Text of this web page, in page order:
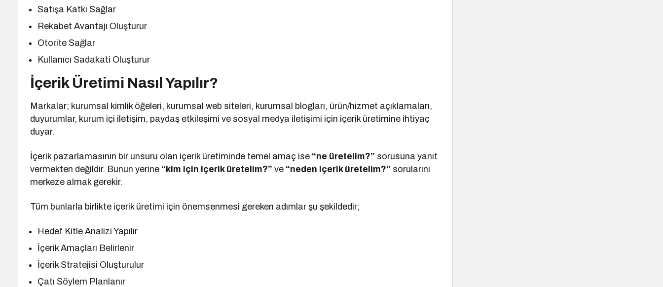
Satışa Katkı Sağlar
Rekabet Avantajı Oluşturur
Otorite Sağlar
Kullanıcı Sadakati Oluşturur
İçerik Üretimi Nasıl Yapılır?
Markalar; kurumsal kimlik öğeleri, kurumsal web siteleri, kurumsal blogları, ürün/hizmet açıklamaları,
duyurumlar, kurum içi iletişim, paydaş etkileşimi ve sosyal medya iletişimi için içerik üretimine ihtiyaç
duyar.
İçerik pazarlamasının bir unsuru olan içerik üretiminde temel amaç ise “ne üretelim?” sorusuna yanıt
vermekten değildir. Bunun yerine “kim için içerik üretelim?” ve “neden içerik üretelim?” sorularını
merkeze almak gerekir.
Tüm bunlarla birlikte içerik üretimi için önemsenmesi gereken adımlar şu şekildedir;
Hedef Kitle Analizi Yapılır
İçerik Amaçları Belirlenir
İçerik Stratejisi Oluşturulur
Çatı Söylem Planlanır